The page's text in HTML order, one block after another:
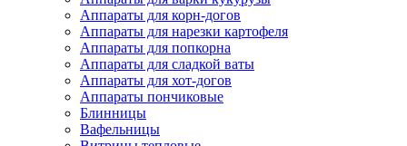
Аппараты для корн-догов
Аппараты для нарезки картофеля
Аппараты для попкорна
Аппараты для сладкой ваты
Аппараты для хот-догов
Аппараты пончиковые
Блинницы
Вафельницы